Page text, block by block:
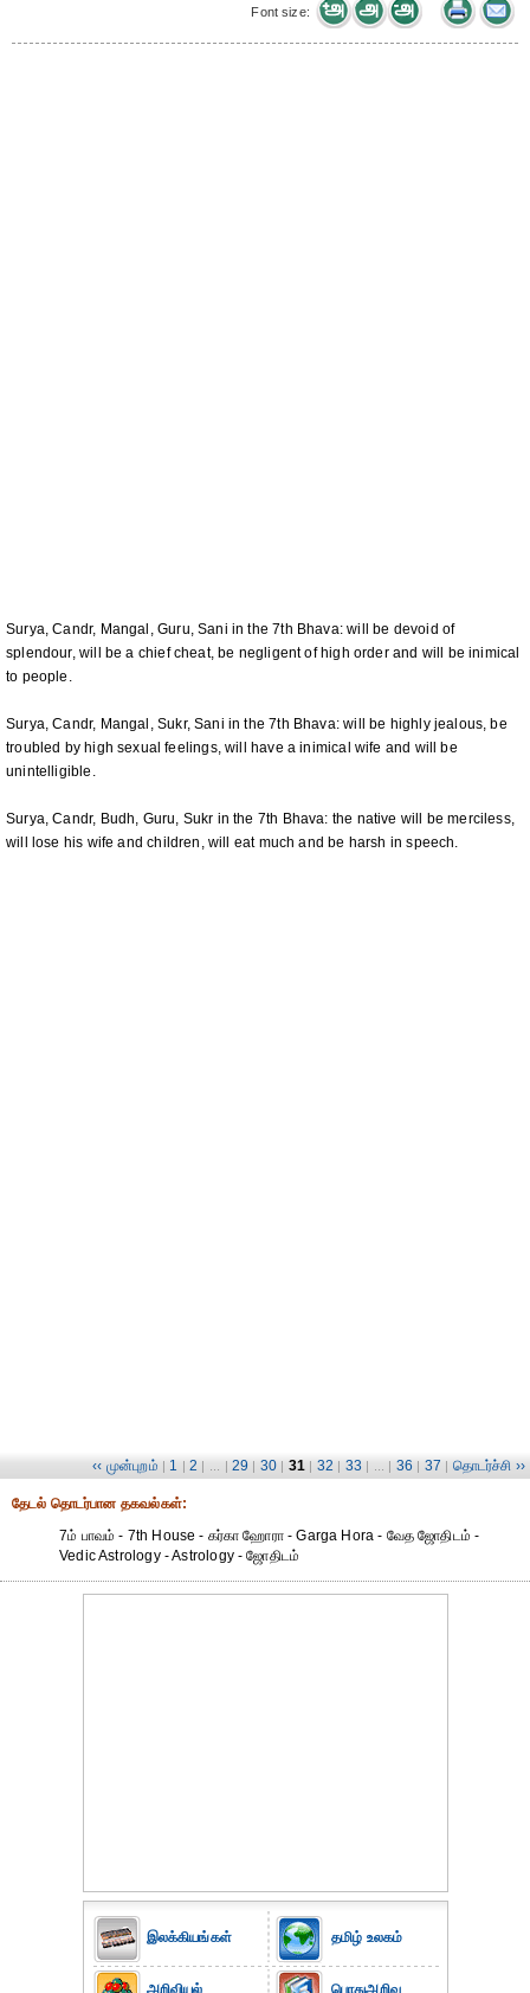
Font size:
Surya, Candr, Mangal, Guru, Sani in the 7th Bhava: will be devoid of
splendour, will be a chief cheat, be negligent of high order and will be inimical
to people.
Surya, Candr, Mangal, Sukr, Sani in the 7th Bhava: will be highly jealous, be
troubled by high sexual feelings, will have a inimical wife and will be
unintelligible.
Surya, Candr, Budh, Guru, Sukr in the 7th Bhava: the native will be merciless,
will lose his wife and children, will eat much and be harsh in speech.
‹‹ முன்புறம் | 1 | 2 | ... | 29 | 30 | 31 | 32 | 33 | ... | 36 | 37 | தொடர்ச்சி ››
தேட‌ல் தொட‌ர்பான தகவ‌ல்க‌ள்:
7ம் பாவம் - 7th House - கர்கா ஹோரா - Garga Hora - வேத ஜோதிடம் -
Vedic Astrology - Astrology - ஜோதிடம்
இலக்கியங்கள்
அறிவியல்
தமிழ் உலகம்
பொதுஅறிவு